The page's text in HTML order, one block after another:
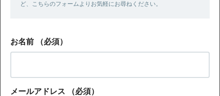
ど、こちらのフォームよりお気軽にお尋ねください。
お名前 （必須）
メールアドレス （必須）